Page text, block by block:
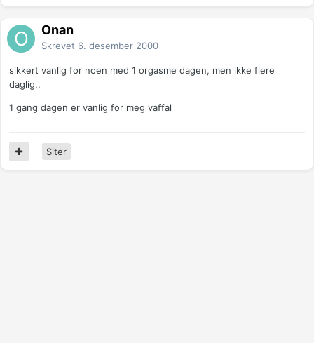
Onan
Skrevet 6. desember 2000
sikkert vanlig for noen med 1 orgasme dagen, men ikke flere
daglig..
1 gang dagen er vanlig for meg vaffal
Siter